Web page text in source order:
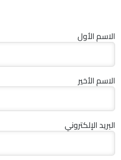
الاسم الأول
الاسم الأخير
البريد الإلكتروني